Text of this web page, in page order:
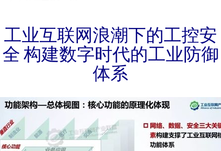
工业互联网浪潮下的工控安
全 构建数字时代的工业防御
体系